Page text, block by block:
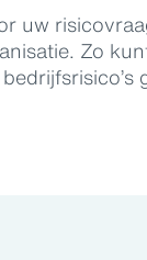
uw
Zo